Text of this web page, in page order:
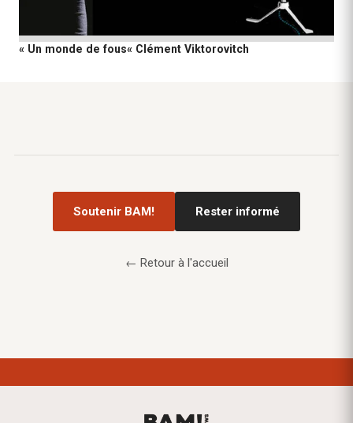
« Un monde de fous« Clément Viktorovitch
Soutenir BAM! Rester informé
← Retour à l'accueil